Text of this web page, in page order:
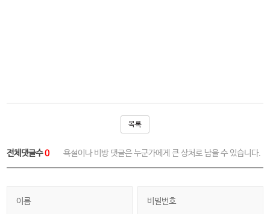
목록
전체댓글수0 욕설이나 비방 댓글은 누군가에게 큰 상처로 남을 수 있습니다.